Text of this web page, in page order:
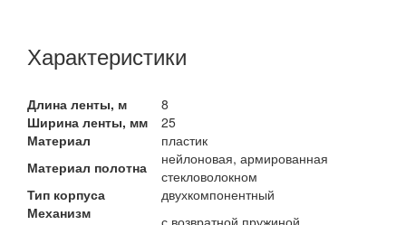
Характеристики
Длина ленты, м
8
Ширина ленты, мм
25
Материал
пластик
Материал полотна
нейлоновая, армированная
стекловолокном
Тип корпуса
двухкомпонентный
Механизм
с возвратной пружиной